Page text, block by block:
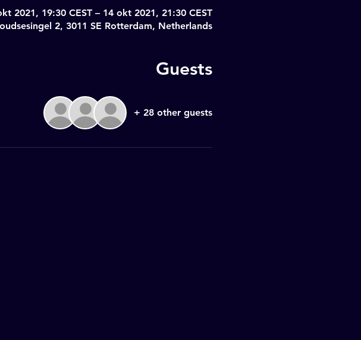
2021, 19:30 CEST – 14 okt 2021, 21:30 CEST
2, 3011 SE Rotterdam, Netherlands
Guests
+ 28 other guests